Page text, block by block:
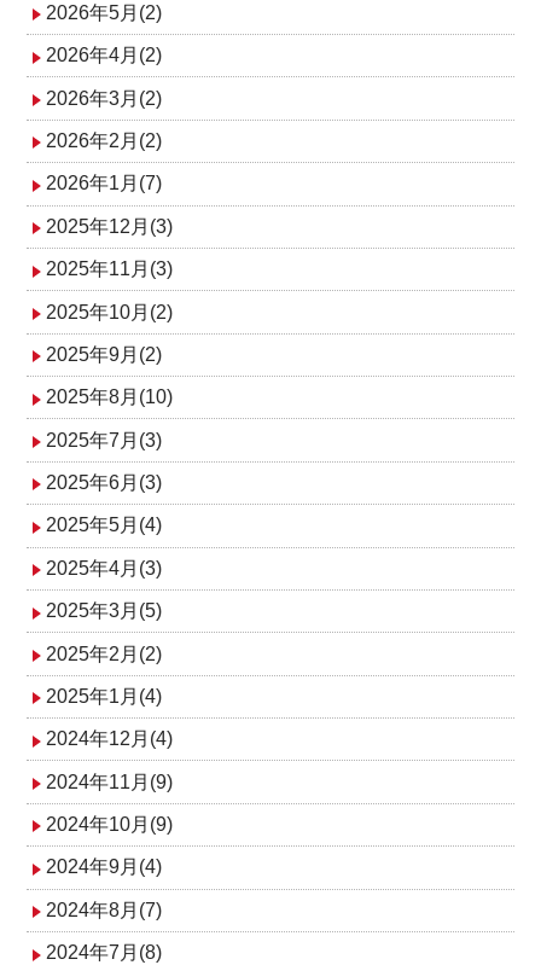
シ
ョ
ン
2026年5月(2)
2026年4月(2)
2026年3月(2)
2026年2月(2)
2026年1月(7)
2025年12月(3)
2025年11月(3)
2025年10月(2)
2025年9月(2)
2025年8月(10)
2025年7月(3)
2025年6月(3)
2025年5月(4)
2025年4月(3)
2025年3月(5)
2025年2月(2)
2025年1月(4)
2024年12月(4)
2024年11月(9)
2024年10月(9)
2024年9月(4)
2024年8月(7)
2024年7月(8)